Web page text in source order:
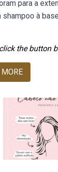
para a
à
the button